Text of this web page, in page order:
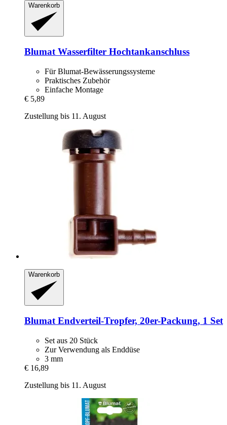
Warenkorb
Blumat Wasserfilter Hochtankanschluss
Für Blumat-Bewässerungssysteme
Praktisches Zubehör
Einfache Montage
€ 5,89
Zustellung bis 11. August
Warenkorb
Blumat Endverteil-​Tropfer, 20er-​Packung, 1 Set
Set aus 20 Stück
Zur Verwendung als Enddüse
3 mm
€ 16,89
Zustellung bis 11. August